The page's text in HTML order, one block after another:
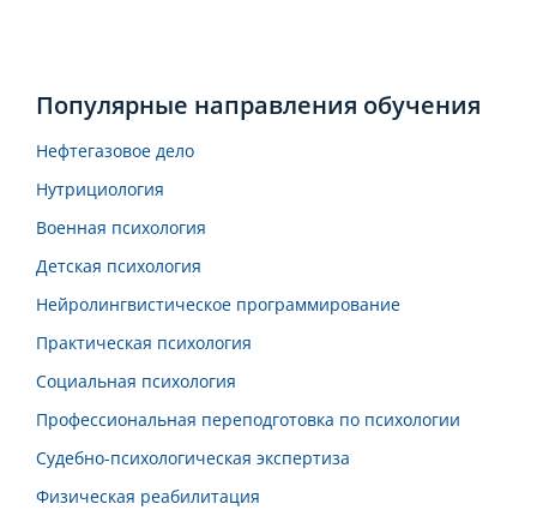
Популярные направления обучения
Нефтегазовое дело
Нутрициология
Военная психология
Детская психология
Нейролингвистическое программирование
Практическая психология
Социальная психология
Профессиональная переподготовка по психологии
Судебно-психологическая экспертиза
Физическая реабилитация